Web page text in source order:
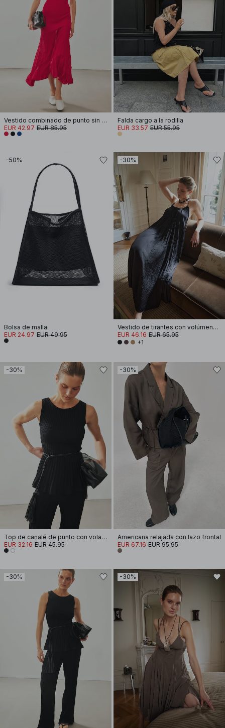
Vestido combinado de punto sin mangas
EUR 42.97 EUR 85.95
Falda cargo a la rodilla
EUR 33.57 EUR 55.95
-50%
Bolsa de malla
EUR 24.97 EUR 49.95
-30%
Vestido de tirantes con volúmenes fruncidos
EUR 46.16 EUR 65.95
+1
-30%
Top de canalé de punto con volantes
EUR 32.16 EUR 45.95
-30%
Americana relajada con lazo frontal
EUR 67.16 EUR 95.95
-30% -30%